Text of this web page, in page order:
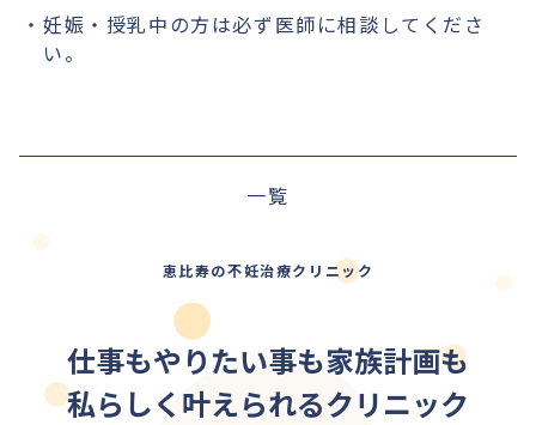
妊娠・授乳中の方は必ず医師に相談してくださ
い。
一覧
恵比寿の不妊治療クリニック
仕事もやりたい事も家族計画も
私らしく叶えられるクリニック